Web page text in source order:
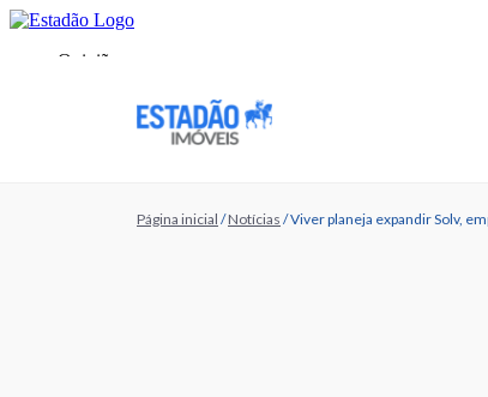
Página inicial /Notícias /Viver planeja expandir Solv,